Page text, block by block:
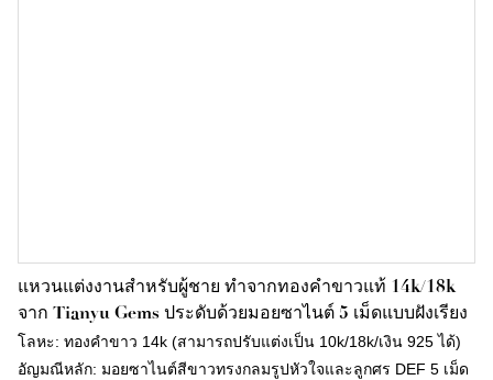
แหวนแต่งงานสำหรับผู้ชาย ทำจากทองคำขาวแท้ 14k/18k
จาก Tianyu Gems ประดับด้วยมอยซาไนต์ 5 เม็ดแบบฝังเรียง
โลหะ: ทองคำขาว 14k (สามารถปรับแต่งเป็น 10k/18k/เงิน 925 ได้)
อัญมณีหลัก: มอยซาไนต์สีขาวทรงกลมรูปหัวใจและลูกศร DEF 5 เม็ด